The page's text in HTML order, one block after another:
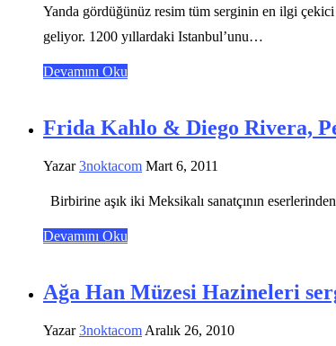
Yanda gördüğünüz resim tüm serginin en ilgi
geliyor. 1200 yıllardaki Istanbul’unu…
Devamını Oku
Frida Kahlo & Diego Rivera,
Yazar3noktacom Mart 6, 2011
Birbirine aşık iki Meksikalı sanatçının
Devamını Oku
Ağa Han Müzesi Hazineleri
Yazar3noktacom Aralık 26, 2010